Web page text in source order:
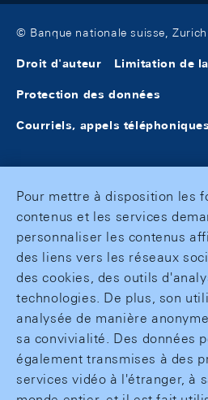
© Banque nationale suisse,
Droit d'auteur Limitation de
Protection des données
Courriels, appels
Pour mettre à disposition les
contenus et les services
personnaliser les contenus
des liens vers les réseaux
des cookies, des outils
technologies. De plus, son
analysée de manière
sa convivialité. Des données
également transmises à des
services vidéo à l'étranger, à